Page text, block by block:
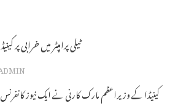
ٹیلی پرامپٹر میں خرابی پر
کینیڈا کے وزیراعظم مارک کارنی نے ایک نیوز